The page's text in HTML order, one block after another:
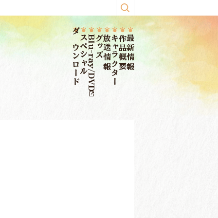
ダウンロードスペシャルBlu-ray/DVDグッズ放送情報キャラクター作品概要最新情報